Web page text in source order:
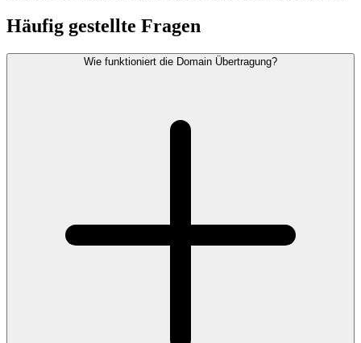
Häufig gestellte Fragen
Wie funktioniert die Domain Übertragung?